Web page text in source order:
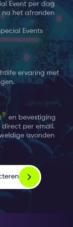
Event per dag
na het afronden
Events
ervaring met
® en bevestiging
direct per email.
avonden